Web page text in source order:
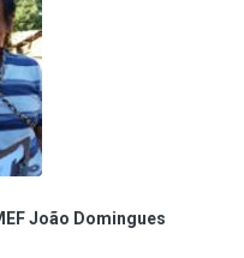
João Domingues